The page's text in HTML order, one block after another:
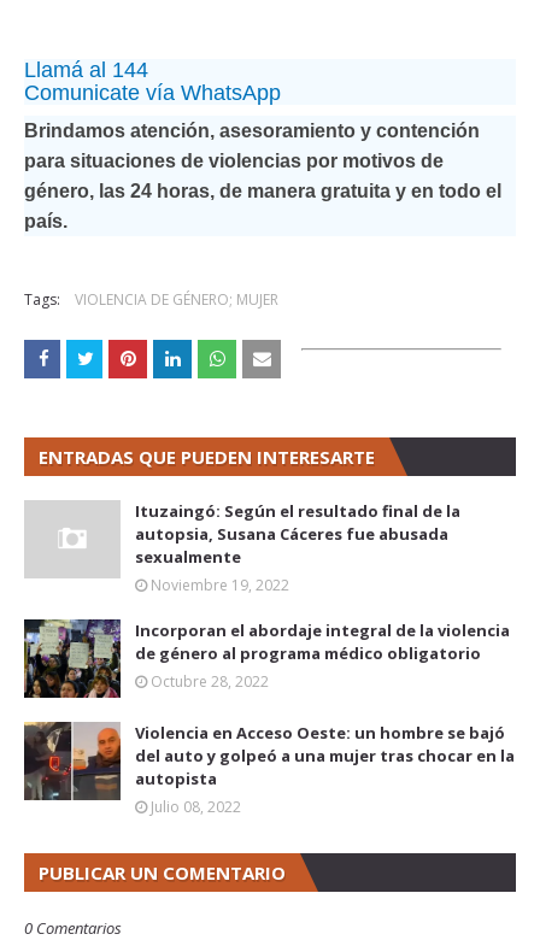
Llamá al 144
Comunicate vía WhatsApp
Brindamos atención, asesoramiento y contención
para situaciones de violencias por motivos de
género, las 24 horas, de manera gratuita y en todo el
país.
Tags: VIOLENCIA DE GÉNERO; MUJER
ENTRADAS QUE PUEDEN INTERESARTE
Ituzaingó: Según el resultado final de la
autopsia, Susana Cáceres fue abusada
sexualmente
Noviembre 19, 2022
Incorporan el abordaje integral de la violencia
de género al programa médico obligatorio
Octubre 28, 2022
Violencia en Acceso Oeste: un hombre se bajó
del auto y golpeó a una mujer tras chocar en la
autopista
Julio 08, 2022
PUBLICAR UN COMENTARIO
0 Comentarios